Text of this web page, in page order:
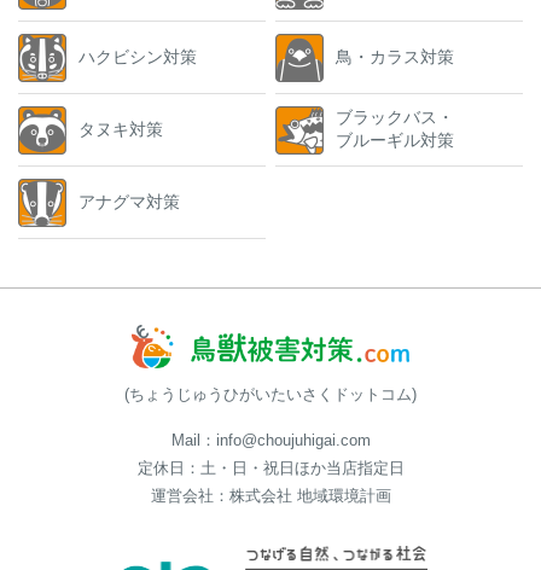
ハクビシン対策
タヌキ対策
アナグマ対策
鳥・カラス対策
ブラックバス・
ブルーギル対策
(ちょうじゅうひがいたいさくドットコム)
Mail：info@choujuhigai.com
定休日：土・日・祝日ほか当店指定日
運営会社：株式会社 地域環境計画